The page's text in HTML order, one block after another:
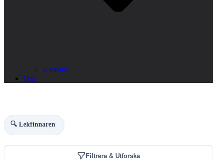
Kontakt
Om
🔍 Lekfinnaren
Filtrera & Utforska